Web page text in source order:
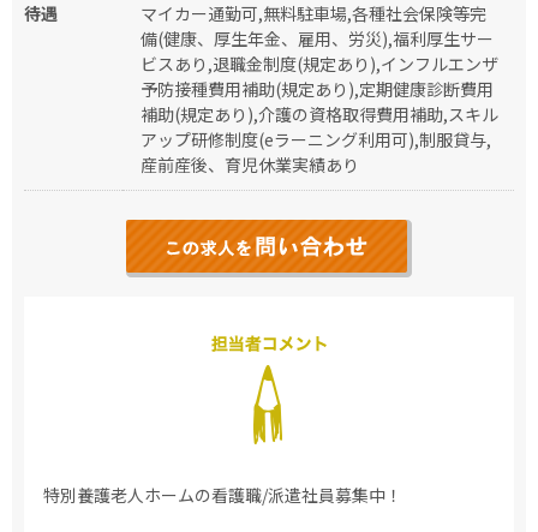
待遇
マイカー通勤可,無料駐車場,各種社会保険等完
備(健康、厚生年金、雇用、労災),福利厚生サー
ビスあり,退職金制度(規定あり),インフルエンザ
予防接種費用補助(規定あり),定期健康診断費用
補助(規定あり),介護の資格取得費用補助,スキル
アップ研修制度(eラーニング利用可),制服貸与,
産前産後、育児休業実績あり
特別養護老人ホームの看護職/派遣社員募集中！